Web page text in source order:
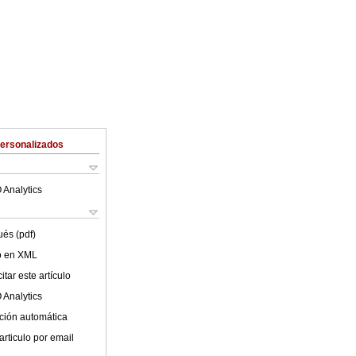
Analytics
(pdf)
en XML
este artículo
Analytics
automática
por email